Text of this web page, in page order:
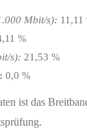
Mbit/s): 11,11
%
s): 21,53 %
0,0 %
ist das